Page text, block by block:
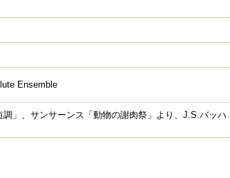
Ensemble
」、サンサーンス「動物の謝肉祭」より、J.S.バッハ